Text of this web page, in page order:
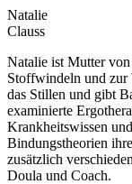
Natalie
Clauss
Natalie ist Mutter
Stoffwindeln und zur
das Stillen und gibt
examinierte
Krankheitswissen
Bindungstheorien
zusätzlich
Doula und Coach.